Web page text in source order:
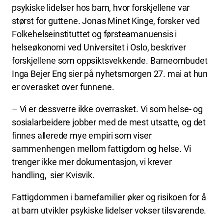
psykiske lidelser hos barn, hvor forskjellene var
størst for guttene. Jonas Minet Kinge, forsker ved
Folkehelseinstituttet og førsteamanuensis i
helseøkonomi ved Universitet i Oslo, beskriver
forskjellene som oppsiktsvekkende. Barneombudet
Inga Bejer Eng sier på nyhetsmorgen 27. mai at hun
er overasket over funnene.
– Vi er dessverre ikke overrasket. Vi som helse- og
sosialarbeidere jobber med de mest utsatte, og det
finnes allerede mye empiri som viser
sammenhengen mellom fattigdom og helse. Vi
trenger ikke mer dokumentasjon, vi krever
handling, sier Kvisvik.
Fattigdommen i barnefamilier øker og risikoen for å
at barn utvikler psykiske lidelser vokser tilsvarende.